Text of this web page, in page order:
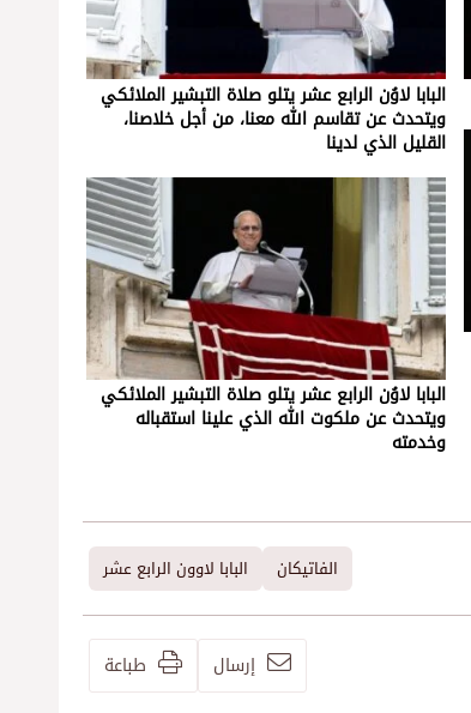
البابا لاوُن الرابع عشر يتلو صلاة التبشير الملائكي
ويتحدث عن تقاسم الله معنا، من أجل خلاصنا،
القليل الذي لدينا
البابا لاوُن الرابع عشر يتلو صلاة التبشير الملائكي
ويتحدث عن ملكوت الله الذي علينا استقباله
وخدمته
الفاتيكان البابا لاوون الرابع عشر
إرسال طباعة